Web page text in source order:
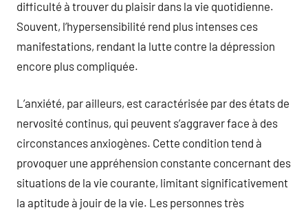
difficulté à trouver du plaisir dans la vie quotidienne.
Souvent, l’hypersensibilité rend plus intenses ces
manifestations, rendant la lutte contre la dépression
encore plus compliquée.
L’anxiété, par ailleurs, est caractérisée par des états de
nervosité continus, qui peuvent s’aggraver face à des
circonstances anxiogènes. Cette condition tend à
provoquer une appréhension constante concernant des
situations de la vie courante, limitant significativement
la aptitude à jouir de la vie. Les personnes très